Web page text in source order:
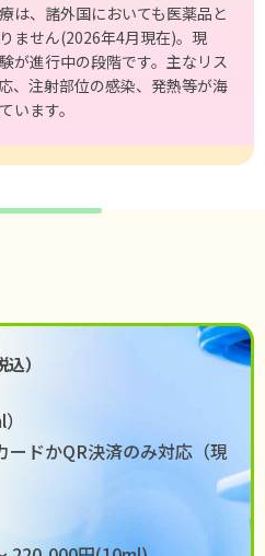
は、諸外国においても医薬品と
ません(2026年4⽉現在)。現
が進⾏中の段階です。主なリス
、注射部位の感染、発熱等が海
います。
）
ドかQR決済のみ対応（現